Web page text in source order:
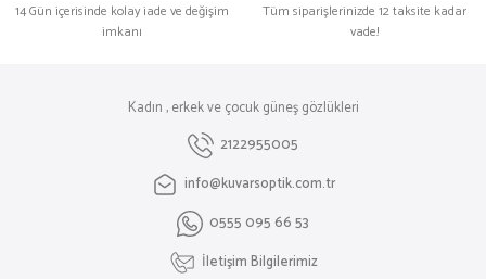
14 Gün içerisinde kolay iade ve değişim
imkanı
Tüm siparişlerinizde 12 taksite kadar
vade!
Kadın , erkek ve çocuk güneş gözlükleri
2122955005
info@kuvarsoptik.com.tr
0555 095 66 53
İletişim Bilgilerimiz